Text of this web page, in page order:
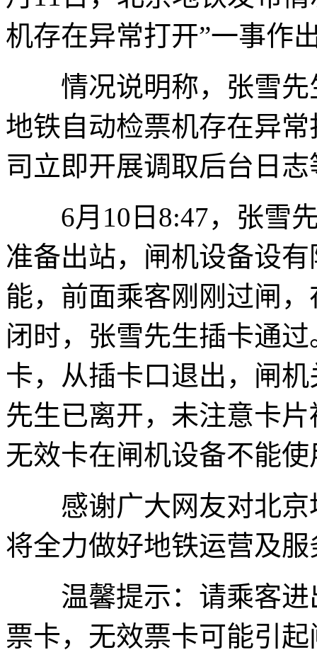
机存在异常打开”一事作
情况说明称，张雪先
地铁自动检票机存在异
司立即开展调取后台日
6月10日8:47，张雪先
准备出站，闸机设备设
能，前面乘客刚刚过闸
闭时，张雪先生插卡通
卡，从插卡口退出，闸
先生已离开，未注意卡
无效卡在闸机设备不能使
感谢广大网友对北京
将全力做好地铁运营及
温馨提示：请乘客进
票卡，无效票卡可能引